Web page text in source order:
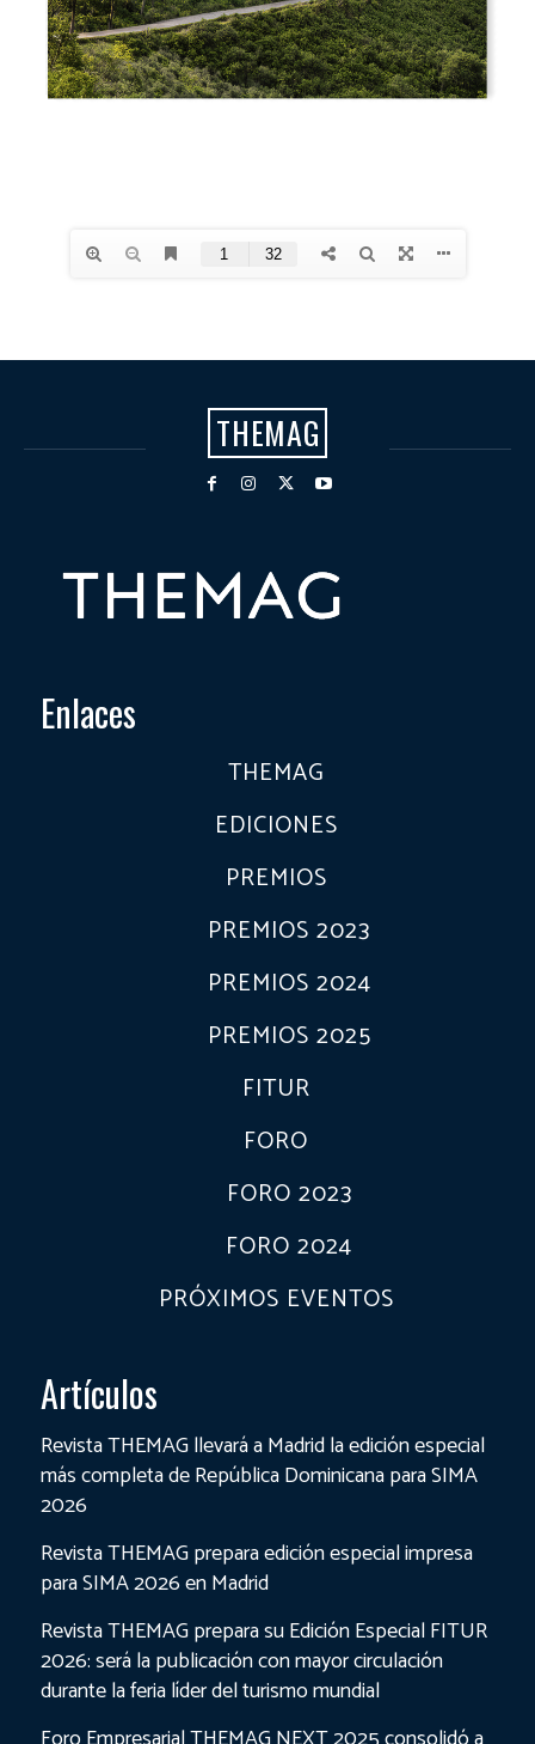
THEMAG
Enlaces
THEMAG
EDICIONES
PREMIOS
PREMIOS 2023
PREMIOS 2024
PREMIOS 2025
FITUR
FORO
FORO 2023
FORO 2024
PRÓXIMOS EVENTOS
Artículos
Revista THEMAG llevará a Madrid la edición especial
más completa de República Dominicana para SIMA
2026
Revista THEMAG prepara edición especial impresa
para SIMA 2026 en Madrid
Revista THEMAG prepara su Edición Especial FITUR
2026: será la publicación con mayor circulación
durante la feria líder del turismo mundial